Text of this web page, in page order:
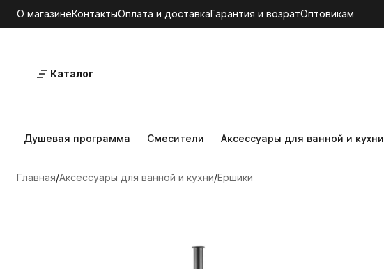
О магазинеКонтактыОплата и доставкаГарантия и возратОптовикам
Каталог
Душевая программа Смесители Аксессуары для ванной и кухни
Главная Аксессуары для ванной и кухни Ершики